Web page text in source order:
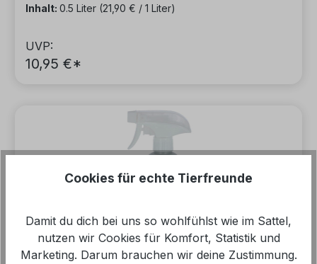
Inhalt: 0.5 Liter (21,90 € / 1 Liter)
UVP:
10,95 €*
Cookies für echte Tierfreunde
Damit du dich bei uns so wohlfühlst wie im Sattel,
nutzen wir Cookies für Komfort, Statistik und
Marketing. Darum brauchen wir deine Zustimmung.